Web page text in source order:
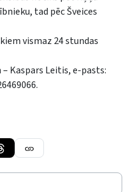
tad pēc Šveices
vismaz 24 stundas
Kaspars Leitis, e-pasts: